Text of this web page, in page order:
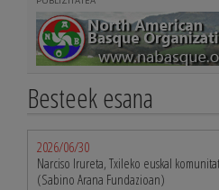
Besteek esana
2026/06/30
Narciso Irureta, Txileko euskal
(Sabino Arana Fundazioan)